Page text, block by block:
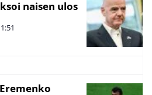
naisen ulos